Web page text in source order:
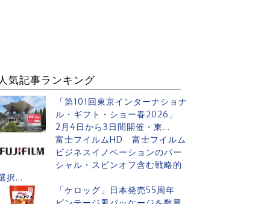
気記事ランキング
「第101回東京インターナショナ
ル・ギフト・ショー春2026」
2月4日から3日間開催・東...
富士フイルムHD 富士フイルム
ビジネスイノベーションのパー
シャル・スピンオフ含む戦略的
択...
「ケロッグ」日本発売55周年